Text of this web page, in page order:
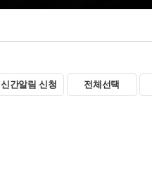
신간알림 신청 전체선택